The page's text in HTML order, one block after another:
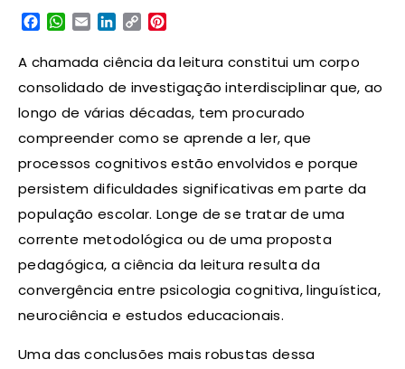
Facebook
WhatsApp
EmailLinkedIn
Copy
A chamada ciência da leitura constitui um corpo
consolidado de investigação interdisciplinar que, ao
longo de várias décadas, tem procurado
compreender como se aprende a ler, que
processos cognitivos estão envolvidos e porque
persistem dificuldades significativas em parte da
população escolar. Longe de se tratar de uma
corrente metodológica ou de uma proposta
pedagógica, a ciência da leitura resulta da
convergência entre psicologia cognitiva, linguística,
neurociência e estudos educacionais.
Uma das conclusões mais robustas dessa